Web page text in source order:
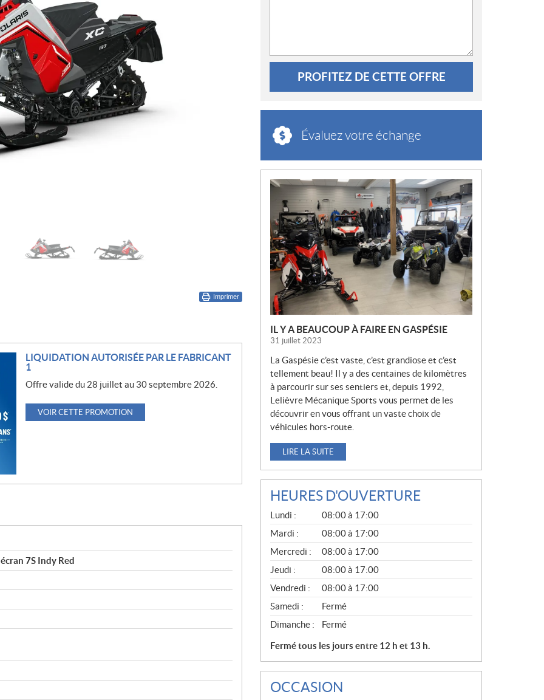
Imprimer
LIQUIDATION AUTORISÉE PAR LE FABRICANT
1
Offre valide du 28 juillet au 30 septembre 2026.
VOIR CETTE PROMOTION
7S Indy Red
PROFITEZ DE CETTE OFFRE
Évaluez votre échange
N
U
V
E
L
L
E
S
IL Y A BEAUCOUP À FAIRE EN GASPÉSIE
31 juillet 2023
La Gaspésie c’est vaste, c’est grandiose et c’est
tellement beau! Il y a des centaines de kilomètres
à parcourir sur ses sentiers et, depuis 1992,
Lelièvre Mécanique Sports vous permet de les
découvrir en vous offrant un vaste choix de
véhicules hors-route.
LIRE LA SUITE
HEURES D'OUVERTURE
G
É
N
É
R
A
L
Lundi :
08:00 à 17:00
Mardi :
08:00 à 17:00
Mercredi :
08:00 à 17:00
Jeudi :
08:00 à 17:00
Vendredi :
08:00 à 17:00
Samedi :
Fermé
Dimanche :
Fermé
Fermé tous les jours entre 12 h et 13 h.
OCCASION